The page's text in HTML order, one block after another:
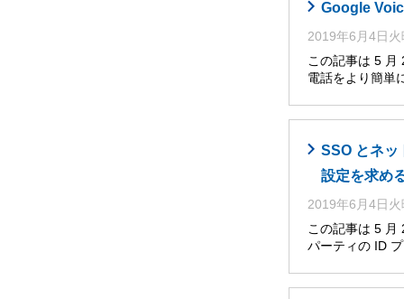
Google
2019年6月4日火
この記事は 5 月
電話をより簡単
SSO とネッ
設定を求め
2019年6月4日火
この記事は 5 月
パーティの ID